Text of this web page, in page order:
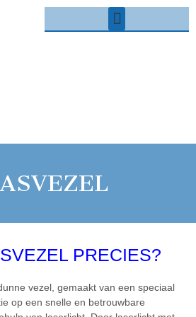
PRECIES?
vezel, gemaakt van een speciaal
op een snelle en betrouwbare